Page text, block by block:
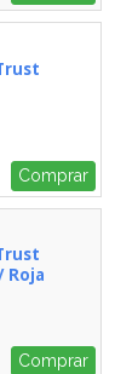
Comprar
Roja
Comprar